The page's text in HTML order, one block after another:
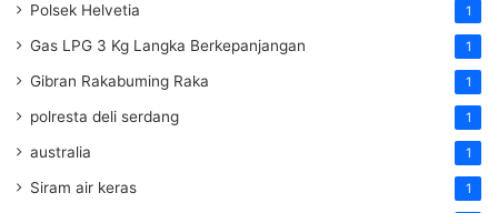
Polsek Helvetia 1
Gas LPG 3 Kg Langka Berkepanjangan 1
Gibran Rakabuming Raka 1
polresta deli serdang 1
australia 1
Siram air keras 1